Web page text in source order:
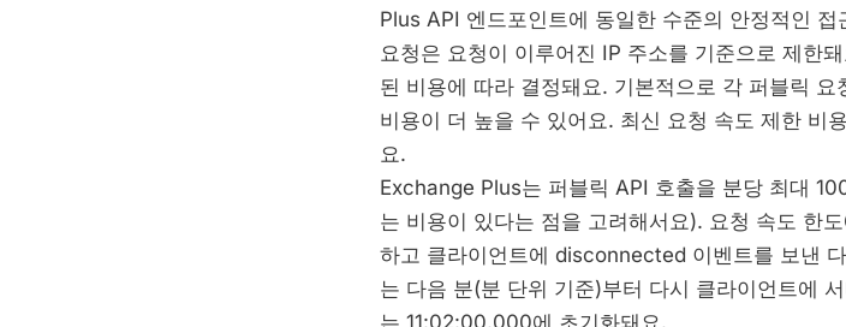
Plus API 엔드포인트에 동일한 수준의 안정적인
요청은 요청이 이루어진 IP 주소를 기준으로 제한
된 비용에 따라 결정돼요. 기본적으로 각 퍼블릭
비용이 더 높을 수 있어요. 최신 요청 속도 제한 비
요.
Exchange Plus는 퍼블릭 API 호출을 분당 최대
는 비용이 있다는 점을 고려해서요). 요청 속도 한
하고 클라이언트에 disconnected 이벤트를 보낸
는 다음 분(분 단위 기준)부터 다시 클라이언트에